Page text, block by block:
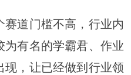
道门槛不高，行业内
为有名的学霸君、作业
现，让已经做到行业领